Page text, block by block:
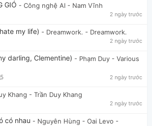
GIÓ - Công nghệ AI - Nam Vĩnh
2 ngày trước
my life) - Dreamwork. - Dreamwork.
2 ngày trước
darling, Clementine) - Phạm Duy - Various
2 ngày trước
Khang - Trần Duy Khang
2 ngày trước
có nhau - Nguyên Hùng - Oai Levo -